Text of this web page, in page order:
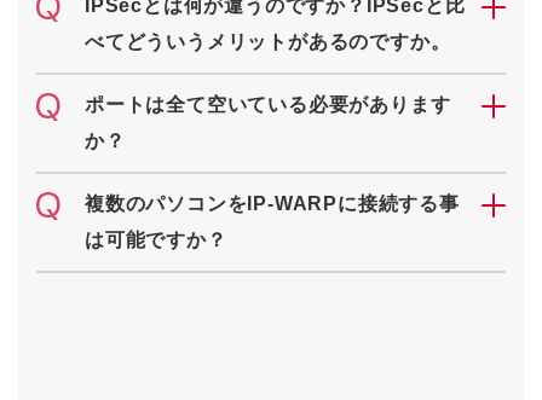
IPSecとは何が違うのですか？IPSecと比
べてどういうメリットがあるのですか。
ポートは全て空いている必要があります
か？
複数のパソコンをIP-WARPに接続する事
は可能ですか？